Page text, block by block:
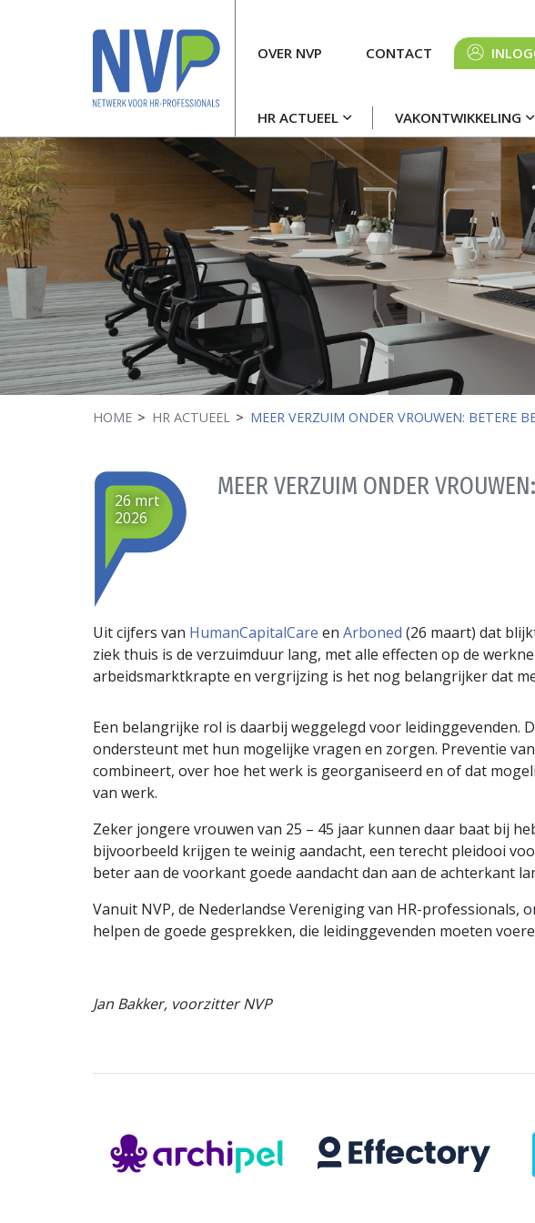
Hoofdnavigatie
HR ACTUEEL VAKONTWIKKELING
MetaOVER NVP CONTACT
HOME HR ACTUEEL MEER VERZUIM ONDER VROUWEN: BETERE
MEER VERZUIM ONDER
26 mrt
2026
Uit cijfers van HumanCapitalCare en Arboned (26 maart) dat
ziek thuis is de verzuimduur lang, met alle effecten op de
arbeidsmarktkrapte en vergrijzing is het nog belangrijker dat
Een belangrijke rol is daarbij weggelegd voor leidinggevenden.
ondersteunt met hun mogelijke vragen en zorgen. Preventie
combineert, over hoe het werk is georganiseerd en of dat
van werk.
Zeker jongere vrouwen van 25 – 45 jaar kunnen daar baat bij
bijvoorbeeld krijgen te weinig aandacht, een terecht pleidooi
beter aan de voorkant goede aandacht dan aan de achterkant
Vanuit NVP, de Nederlandse Vereniging van HR-professionals,
helpen de goede gesprekken, die leidinggevenden moeten
Jan Bakker, voorzitter NVP